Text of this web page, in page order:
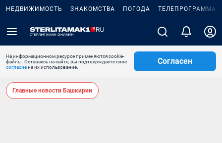
НЕДВИЖИМОСТЬ ЗНАКОМСТВА ПОГОДА ТЕЛЕПРОГРАММА
На информационном ресурсе применяются cookie-
файлы. Оставаясь на сайте, вы подтверждаете свое
согласиена их использование.
Согласен
Главные новости Башкирии